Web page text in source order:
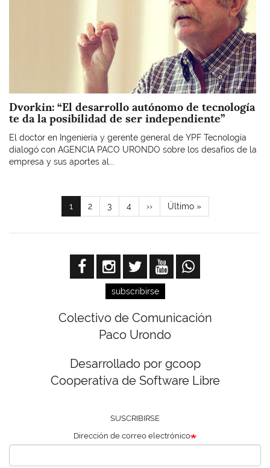
Dvorkin: “El desarrollo autónomo de tecnología
te da la posibilidad de ser independiente”
El doctor en Ingeniería y gerente general de YPF Tecnología
dialogó con AGENCIA PACO URONDO sobre los desafíos de la
empresa y sus aportes al...
Paginación
Página
actual
1 Page
2 Page
3 Page
4
Siguiente
página
››
Última
página
Último »
subscribirse
Colectivo de Comunicación
Paco Urondo
Desarrollado por gcoop
Cooperativa de Software Libre
SUSCRIBIRSE
Dirección de correo electrónico